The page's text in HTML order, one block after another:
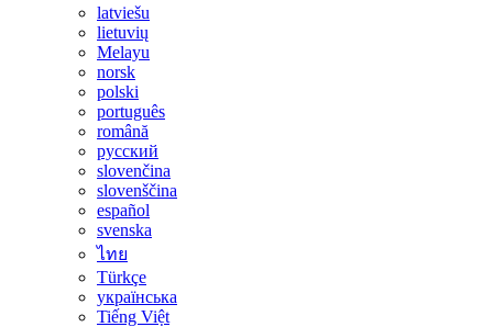
latviešu
lietuvių
Melayu
norsk
polski
português
română
русский
slovenčina
slovenščina
español
svenska
ไทย
Türkçe
українська
Tiếng Việt